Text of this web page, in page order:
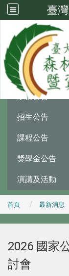
臺
最新消息
系務公告
招生公告
課程公告
獎學金公告
演講及活動
首頁 最新消息
2026 國家
討會